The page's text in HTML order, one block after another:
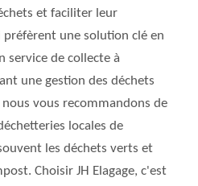
et faciliter leur
une solution clé en
service de collecte à
une gestion des déchets
vous recommandons de
locales de
les déchets verts et
Choisir JH Elagage, c'est